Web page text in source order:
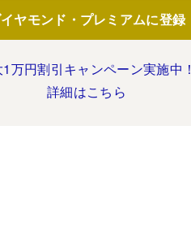
ヤモンド・プレミアムに登録
万円割引キャンペーン実施中！
詳細はこちら